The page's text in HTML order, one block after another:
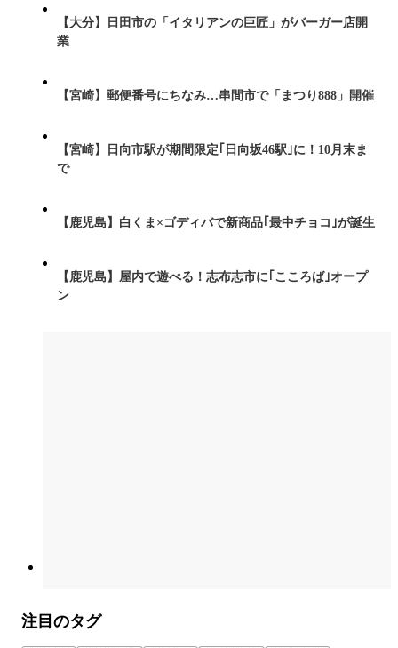
【大分】日田市の「イタリアンの巨匠」がバーガー店開
業
【宮崎】郵便番号にちなみ…串間市で「まつり888」開催
【宮崎】日向市駅が期間限定｢日向坂46駅｣に！10月末ま
で
【鹿児島】白くま×ゴディバで新商品｢最中チョコ｣が誕生
【鹿児島】屋内で遊べる！志布志市に｢こころば｣オープ
ン
注目のタグ